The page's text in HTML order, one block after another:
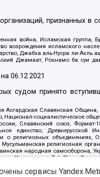
признанных в
война, Исламская группа,
возрождения исламского
Джабха аль-Нусра ли-
Джамаат, Рохнамо ба суи
на06.12.2021
судом принято
Асгардская Славянская
социалистическое
Славянский союз,
единство, Древнерусской
объединениях,
религиозная
народная самооборона,
Инициатива, TulaSkins,
правозащитная группа МПГ,
сервисы